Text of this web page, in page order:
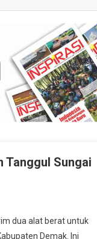
Tanggul Sungai
dua alat berat untuk
Demak. Ini